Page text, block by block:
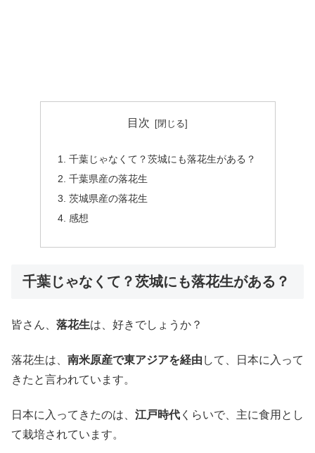
目次
千葉じゃなくて？茨城にも落花生がある？
千葉県産の落花生
茨城県産の落花生
感想
千葉じゃなくて？茨城にも落花生がある？
皆さん、 落花生は、好きでしょうか？
落花生は、 南米原産で東アジアを経由 して、日本に入って
きたと言われています。
日本に入ってきたのは、 江戸時代 くらいで、主に食用とし
て栽培されています。